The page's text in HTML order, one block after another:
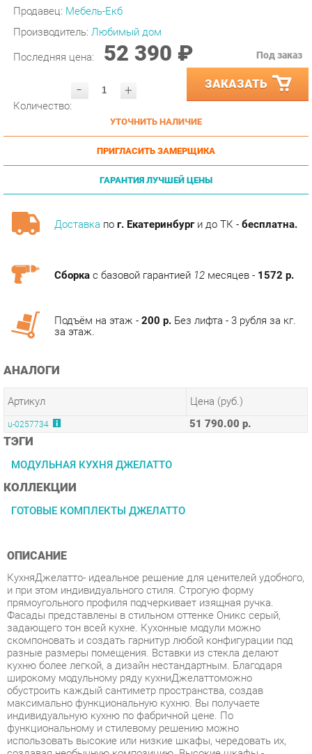
Производитель:Любимый дом
Последняя цена: 52 390 ₽
- ЗАКАЗАТЬ
УТОЧНИТЬ НАЛИЧИЕ
ПРИГЛАСИТЬ ЗАМЕРЩИКА
ГАРАНТИЯ ЛУЧШЕЙ ЦЕНЫ
Доставкапог. Екатеринбурги до ТК -бесплатна.
АНАЛОГИ
Артикул
u-0257734 51 790.00 р.
ТЭГИ
МОДУЛЬНАЯ КУХНЯ ДЖЕЛАТТО
КОЛЛЕКЦИИ
ГОТОВЫЕ КОМПЛЕКТЫ ДЖЕЛАТТО
ОПИСАНИЕ
прямоугольного профиля подчеркивает изящная ручка.
задающего тон всей кухне. Кухонные модули можно
скомпоновать и создать гарнитур любой конфигурации под
разные размеры помещения. Вставки из стекла делают
кухню более легкой, а дизайн нестандартным. Благодаря
широкому модульному ряду кухниДжелаттоможно
обустроить каждый сантиметр пространства, создав
максимально функциональную кухню. Вы получаете
индивидуальную кухню по фабричной цене. По
функциональному и стилевому решению можно
использовать высокие или низкие шкафы, чередовать их,
создавая необычную композицию. Высокие шкафы -
преимущество коллекции, можно выстроить кухню почти до
потолка - удобно уложить на верхние полки редко
используемые вещи. Стиль - классический, итальянский.